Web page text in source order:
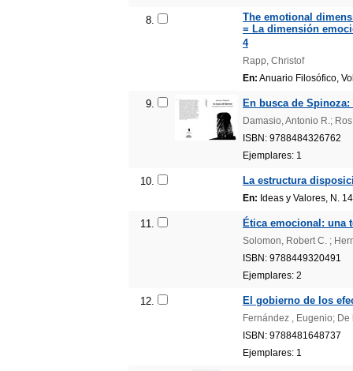
8.
The emotional
= La dimensión
4
Rapp, Christof
En: Anuario Filosófico,
9. En busca de
Damasio, Antonio R.;
ISBN: 9788484326762
Ejemplares: 1
10. La estructura
En: Ideas y Valores, N.
11. Ética emocional: una
Solomon, Robert C. ;
ISBN: 9788449320491
Ejemplares: 2
12. El gobierno de los
Fernández , Eugenio;
ISBN: 9788481648737
Ejemplares: 1